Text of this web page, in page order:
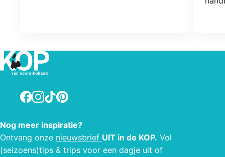
Facebook
Instagram
TikTokPinterest
Nog meer inspiratie?
Ontvang onze nieuwsbrief UIT in de KOP. Vol
(seizoens)tips & trips voor een dagje uit of